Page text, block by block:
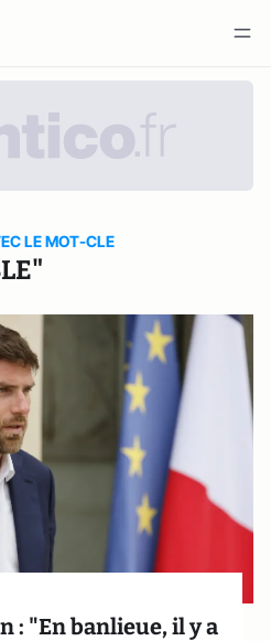
LE MOT-CLE
: "En banlieue, il y a